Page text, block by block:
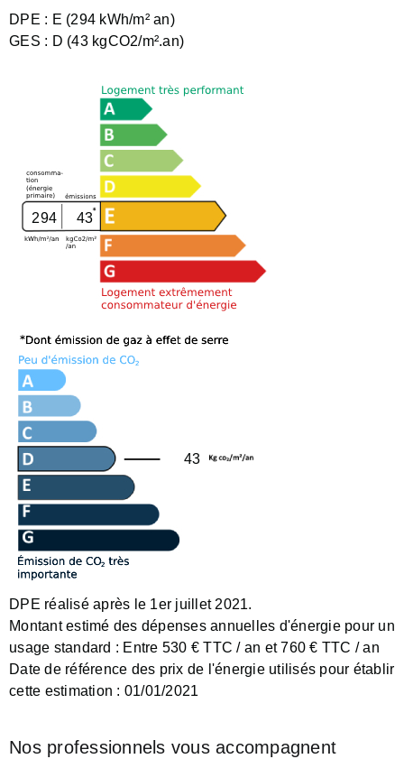
DPE : E (294 kWh/m² an)
GES : D (43 kgCO2/m².an)
294 43
43
DPE réalisé après le 1er juillet 2021.
Montant estimé des dépenses annuelles d'énergie pour un
usage standard : Entre 530 € TTC / an et 760 € TTC / an
Date de référence des prix de l'énergie utilisés pour établir
cette estimation : 01/01/2021
Nos professionnels vous accompagnent